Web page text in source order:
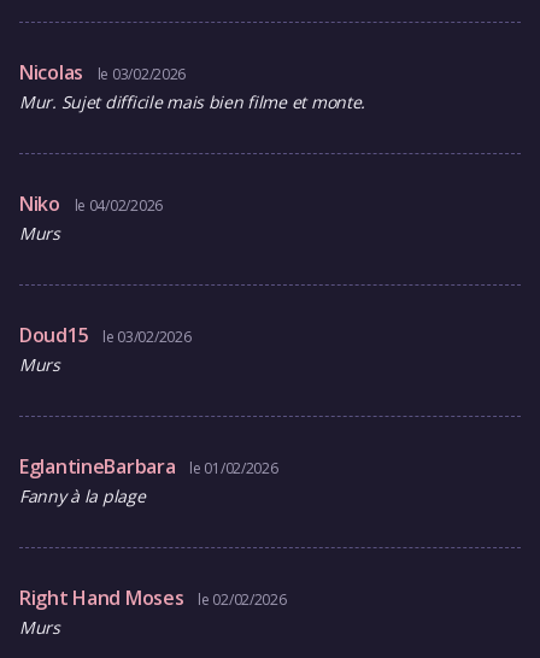
Nicolas le 03/02/2026
Mur. Sujet difficile mais bien filme et monte.
Niko le 04/02/2026
Murs
Doud15 le 03/02/2026
Murs
EglantineBarbara le 01/02/2026
Fanny à la plage
Right Hand Moses le 02/02/2026
Murs